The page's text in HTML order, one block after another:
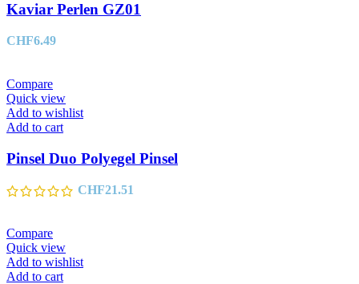
Kaviar Perlen GZ01
CHF6.49
Compare
Quick view
Add to wishlist
Add to cart
Pinsel Duo Polyegel Pinsel
CHF21.51
Compare
Quick view
Add to wishlist
Add to cart